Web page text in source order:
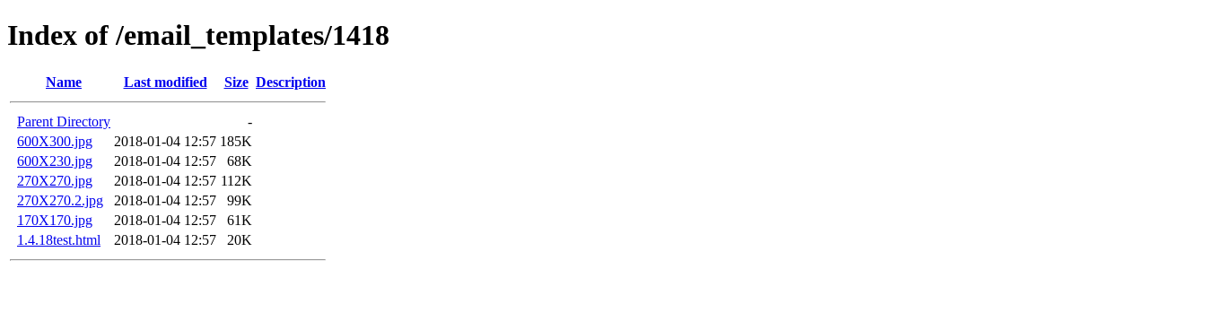
Index of /email_templates/1418
Name Last modified Size Description
Parent Directory
-
600X300.jpg
2018-01-04 12:57 185K
600X230.jpg
2018-01-04 12:57
68K
270X270.jpg
2018-01-04 12:57 112K
270X270.2.jpg
2018-01-04 12:57
99K
170X170.jpg
2018-01-04 12:57
61K
1.4.18test.html
2018-01-04 12:57 20K